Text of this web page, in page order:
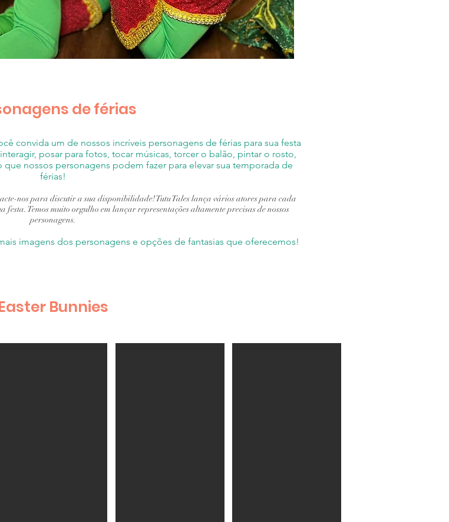
de férias
convida um de nossos incríveis personagens de férias para sua festa
posar para fotos, tocar músicas, torcer o balão, pintar o rosto,
nossos personagens podem fazer para elevar sua temporada de
férias!
nos para discutir a sua disponibilidade! Tutu Tales lança vários atores para cada
Temos muito orgulho em lançar representações altamente precisas de nossos
personagens.
imagens dos personagens e opções de fantasias que oferecemos!
Bunnies